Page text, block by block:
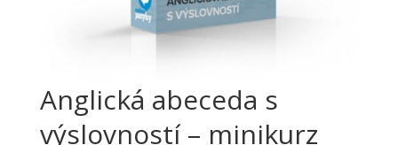
Anglická abeceda s
výslovností – minikurz